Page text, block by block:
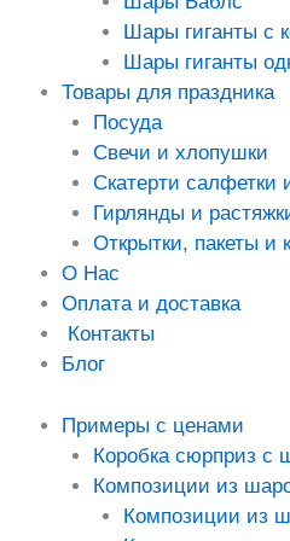
Шары гиганты с
Шары гиганты
Товары для праздника
Посуда
Свечи и хлопушки
Скатерти салфетки
Гирлянды и
Открытки, пакеты и
О Нас
Оплата и доставка
Контакты
Блог
Примеры с ценами
Коробка сюрприз с
Композиции из
Композиции из